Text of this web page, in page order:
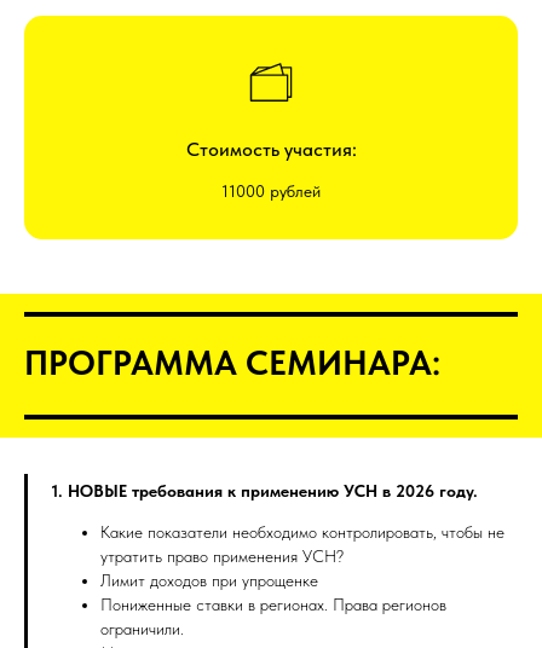
Стоимость участия:
11000 рублей
ПРОГРАММА СЕМИНАРА:
1. НОВЫЕ требования к применению УСН в 2026 году.
Какие показатели необходимо контролировать, чтобы не
утратить право применения УСН?
Лимит доходов при упрощенке
Пониженные ставки в регионах. Права регионов
ограничили.